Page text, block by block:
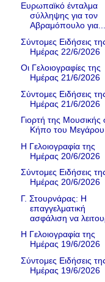
Ευρωπαϊκό ένταλμα
σύλληψης για τον
Αβραμόπουλο για...
Σύντομες Ειδήσεις
Ημέρας 22/6/2026
Οι Γελοιογραφίες της
Ημέρας 21/6/2026
Σύντομες Ειδήσεις
Ημέρας 21/6/2026
Γιορτή της Μουσικής
Κήπο του Μεγάρου
Η Γελοιογραφία της
Ημέρας 20/6/2026
Σύντομες Ειδήσεις
Ημέρας 20/6/2026
Γ. Στουρνάρας: Η
επαγγελματική
ασφάλιση να
Η Γελοιογραφία της
Ημέρας 19/6/2026
Σύντομες Ειδήσεις
Ημέρας 19/6/2026